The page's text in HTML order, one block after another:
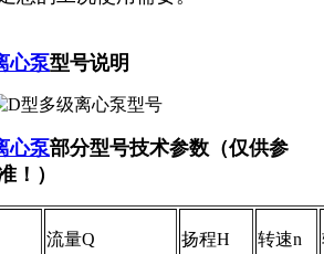
心泵型号说明
心泵部分型号技术参数（仅供参
！）
流量Q 扬程H 转速n